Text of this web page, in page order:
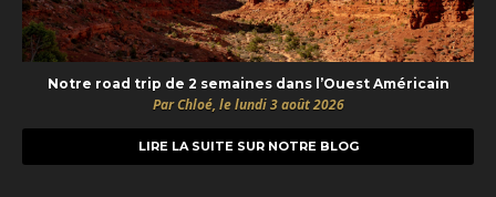
Notre road trip de 2 semaines dans l’Ouest Américain
Par Chloé, le lundi 3 août 2026
LIRE LA SUITE SUR NOTRE BLOG